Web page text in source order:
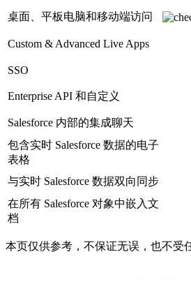
桌面、平板电脑和移动端访问
Custom & Advanced Live Apps
SSO
Enterprise API 和自定义
Salesforce 内部的集成聊天
包含实时 Salesforce 数据的电子
表格
与实时 Salesforce 数据双向同步
在所有 Salesforce 对象中嵌入文
档
本页仅供参考，不保证无误，也不受